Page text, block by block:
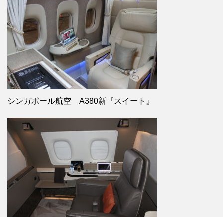
シンガポール航空 A380新『スイート』